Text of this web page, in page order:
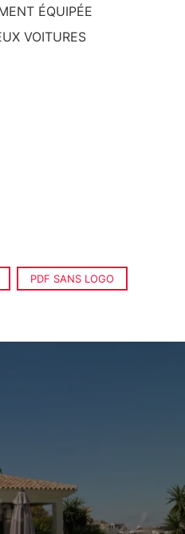
ÉQUIPÉE
VOITURES
PDF SANS LOGO